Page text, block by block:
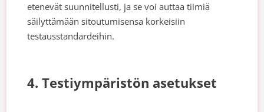
etenevät suunnitellusti, ja se voi auttaa tiimiä
säilyttämään sitoutumisensa korkeisiin
testausstandardeihin.
4. Testiympäristön asetukset